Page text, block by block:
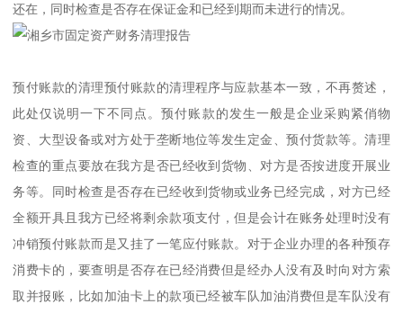
还在，同时检查是否存在保证金和已经到期而未进行的情况。
预付账款的清理预付账款的清理程序与应款基本一致，不再赘述，
此处仅说明一下不同点。预付账款的发生一般是企业采购紧俏物
资、大型设备或对方处于垄断地位等发生定金、预付货款等。清理
检查的重点要放在我方是否已经收到货物、对方是否按进度开展业
务等。同时检查是否存在已经收到货物或业务已经完成，对方已经
全额开具且我方已经将剩余款项支付，但是会计在账务处理时没有
冲销预付账款而是又挂了一笔应付账款。对于企业办理的各种预存
消费卡的，要查明是否存在已经消费但是经办人没有及时向对方索
取并报账，比如加油卡上的款项已经被车队加油消费但是车队没有